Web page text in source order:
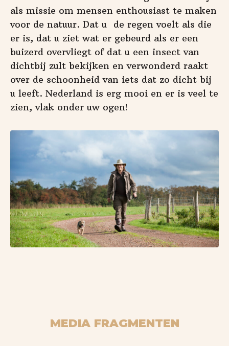
als missie om mensen enthousiast te maken
voor de natuur. Dat u
de regen voelt als die
er is, dat u ziet wat er gebeurd als er een
buizerd overvliegt of dat u een insect van
dichtbij zult bekijken en verwonderd raakt
over de schoonheid van iets dat zo dicht bij
u leeft. Nederland is erg mooi en er is veel te
zien, vlak onder uw ogen!
MEDIA FRAGMENTEN